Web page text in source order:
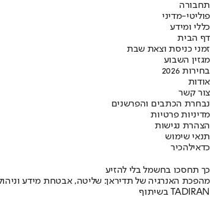
תחבורה
פוליטי-מדיני
כללי ומידע
דף הבית
זמני כניסת וצאת שבת
מגזין השבוע
בחירות 2026
אודות
צור קשר
נבחרת הכתבים והפרשנים
מדיניות פרטיות
הצהרת נגישות
תנאי שימוש
כדאילהכיר
כך תחסכו בחשמל בלי להזיע
מהפכת האנרגיה של תדיראן: שליטה, אבטחת מידע
בשיתוף TADIRAN